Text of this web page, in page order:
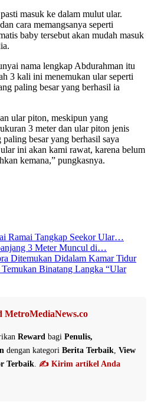
masuk ke dalam mulut ular.
cara memangsanya seperti
baby tersebut akan mudah masuk
nama lengkap Abdurahman itu
3 kali ini menemukan ular seperti
paling besar yang berhasil ia
ular piton, meskipun yang
3 meter dan ular piton jenis
besar yang berhasil saya
ini akan kami rawat, karena belum
kemana,” pungkasnya.
Ramai Tangkap Seekor Ular…
3 Meter Muncul di…
Ditemukan Didalam Kamar Tidur
Binatang Langka “Ular
MetroMediaNews.co
Reward bagi Penulis,
dengan kategori Berita Terbaik View
Terbaik ✍️ Kirim artikel Anda